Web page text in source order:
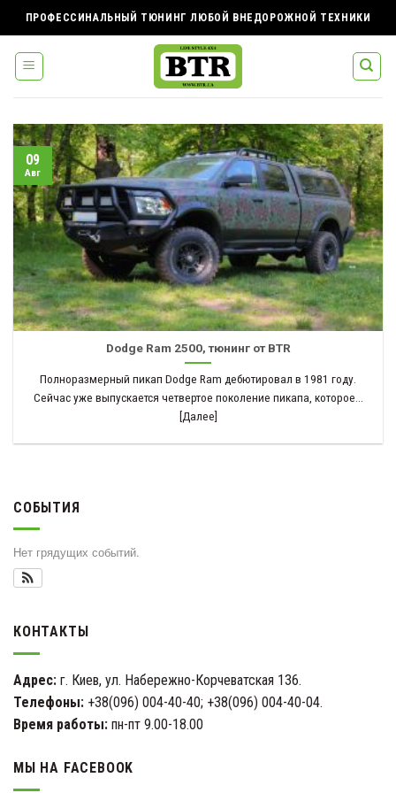
to
content
ПРОФЕССИНАЛЬНЫЙ ТЮНИНГ ЛЮБОЙ ВНЕДОРОЖНОЙ ТЕХНИКИ
Dodge Ram 2500, тюнинг от BTR
Полноразмерный пикап Dodge Ram дебютировал в 1981 году.
Сейчас уже выпускается четвертое поколение пикапа, которое...
[Далее]
09
Авг
СОБЫТИЯ
Нет грядущих событий.
КОНТАКТЫ
Адрес: г. Киев, ул. Набережно-Корчеватская 136.
Телефоны: +38(096) 004-40-40; +38(096) 004-40-04.
Время работы: пн-пт 9.00-18.00
МЫ НА FACEBOOK